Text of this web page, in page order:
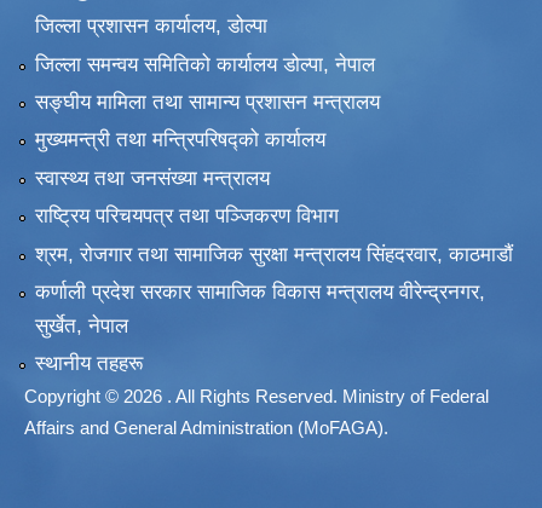
जिल्ला प्रशासन कार्यालय, डोल्पा
जिल्ला समन्वय समितिको कार्यालय डोल्पा, नेपाल
सङ्‍घीय मामिला तथा सामान्य प्रशासन मन्त्रालय
मुख्यमन्त्री तथा मन्त्रिपरिषद्को कार्यालय
स्वास्थ्य तथा जनसंख्या मन्त्रालय
राष्ट्रिय परिचयपत्र तथा पञ्जिकरण विभाग
श्रम, रोजगार तथा सामाजिक सुरक्षा मन्त्रालय सिंहदरवार, काठमाडाैं
कर्णाली प्रदेश सरकार सामाजिक विकास मन्त्रालय वीरेन्द्रनगर,
सुर्खेत, नेपाल
स्थानीय तहहरू
Copyright © 2026 . All Rights Reserved. Ministry of Federal
Affairs and General Administration (MoFAGA).